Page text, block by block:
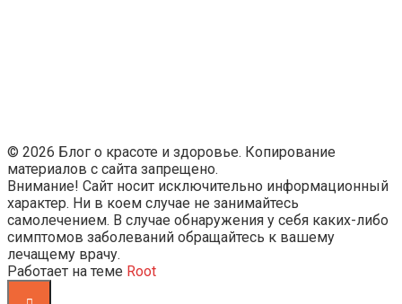
© 2026 Блог о красоте и здоровье. Копирование
материалов с сайта запрещено.
Внимание! Сайт носит исключительно информационный
характер. Ни в коем случае не занимайтесь
самолечением. В случае обнаружения у себя каких-либо
симптомов заболеваний обращайтесь к вашему
лечащему врачу.
Работает на теме Root